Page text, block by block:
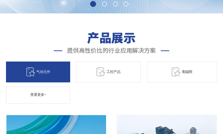
气动元件 工控产品 電磁閞
查看更多+